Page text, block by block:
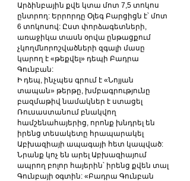
Արձինբային քվե կտա մոտ 7,5 տոկոս
ընտրող: Երրորդը Օլեգ Բարցիցն է՝ մոտ
6 տոկոսով: Ըստ փորձագետների,
առաջիկա տասն օրվա ընթացքում
չկողմնորոշվածների զգալի մասը
կարող է «թեքվել» դեպի Բադրա
Գունբան:
Ի դեպ, ինչպես գրում է «Նոյյան
տապան» թերթը, խմբագրությունը
բազմաթիվ նամակներ է ստացել
Ռուսաստանում բնակվող
համշենահայերից, որոնք խնդրել են
իրենց տեսակետը հրապարակել
Աբխազիայի ապագայի հետ կապված:
Նրանք կոչ են արել Աբխազիայում
ապրող բոլոր հայերին՝ իրենց քվեն տալ
Գունբայի օգտին: «Բադրա Գունբան